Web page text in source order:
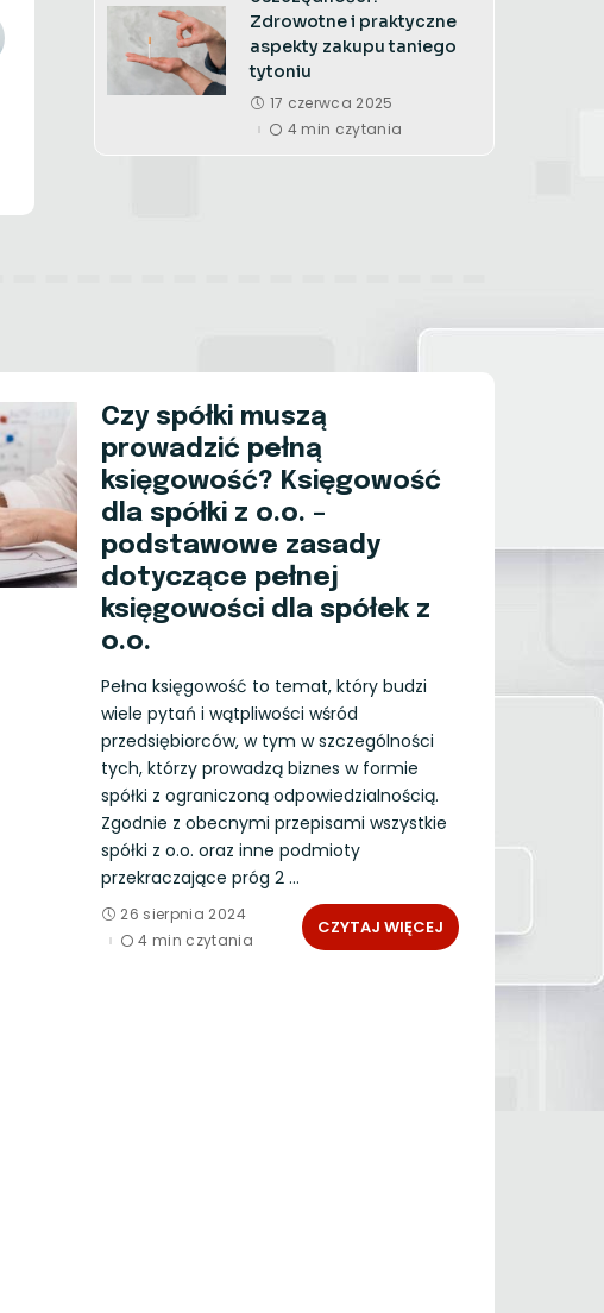
Zdrowotne i praktyczne
aspekty zakupu taniego
tytoniu
17 czerwca 2025
4 min czytania
Czy spółki muszą
prowadzić pełną
księgowość? Księgowość
dla spółki z o.o. –
podstawowe zasady
dotyczące pełnej
księgowości dla spółek z
o.o.
Pełna księgowość to temat, który budzi
wiele pytań i wątpliwości wśród
przedsiębiorców, w tym w szczególności
tych, którzy prowadzą biznes w formie
spółki z ograniczoną odpowiedzialnością.
Zgodnie z obecnymi przepisami wszystkie
spółki z o.o. oraz inne podmioty
przekraczające próg 2 ...
26 sierpnia 2024
4 min czytania
CZYTAJ WIĘCEJ